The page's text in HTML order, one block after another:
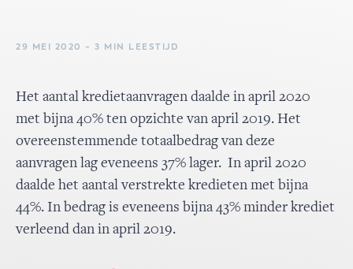
29 MEI 2020 - 3 MIN LEESTIJD
Het aantal kredietaanvragen daalde in april 2020
met bijna 40% ten opzichte van april 2019. Het
overeenstemmende totaalbedrag van deze
aanvragen lag eveneens 37% lager. In april 2020
daalde het aantal verstrekte kredieten met bijna
44%. In bedrag is eveneens bijna 43% minder krediet
verleend dan in april 2019.